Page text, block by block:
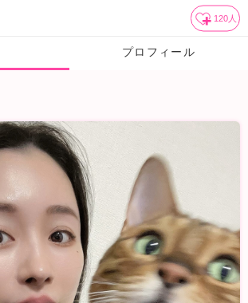
120 人
プロフィール